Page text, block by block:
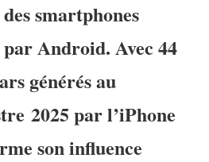
smartphones
Android. Avec 44
générés au
2025 par l’iPhone
son influence